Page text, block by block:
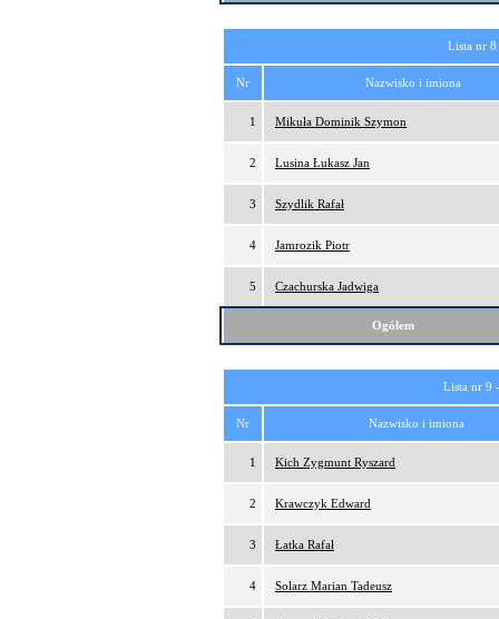
Lista nr
Nr Nazwisko i imiona
1 Mikuła Dominik Szymon
2 Lusina Łukasz Jan
3 Szydlik Rafał
4 Jamrozik Piotr
5 Czachurska Jadwiga
Ogółem
Lista nr 9
Nr Nazwisko i imiona
1 Kich Zygmunt Ryszard
2 Krawczyk Edward
3 Łatka Rafał
4 Solarz Marian Tadeusz